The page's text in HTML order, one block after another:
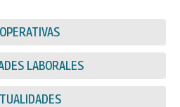
LABORALES